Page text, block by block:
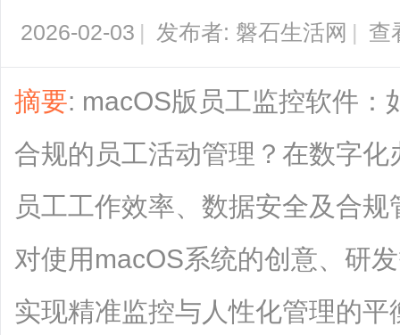
2026-02-03 | 发布者: 磐石生活网 | 查
摘要: macOS版员工监控软件：
合规的员工活动管理？在数字
员工工作效率、数据安全及合
对使用macOS系统的创意、研
实现精准监控与人性化管理的